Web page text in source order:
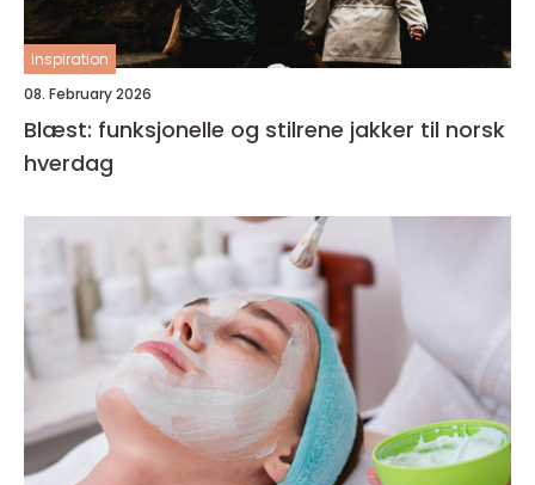
inspiration
08. February 2026
Blæst: funksjonelle og stilrene jakker til norsk
hverdag